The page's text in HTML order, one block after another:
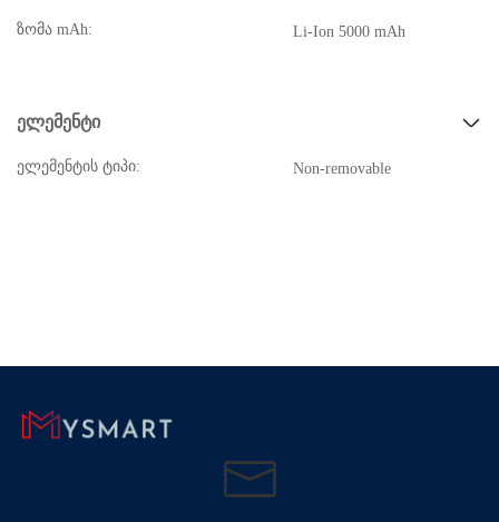
ზომა mAh: Li-Ion 5000 mAh
ელემენტი
ელემენტის ტიპი: Non-removable